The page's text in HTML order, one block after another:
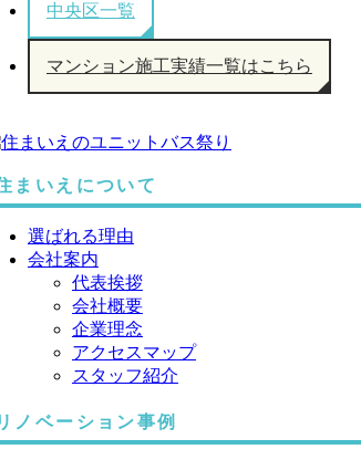
中央区一覧
マンション施工実績一覧はこちら
まいえについて
選ばれる理由
会社案内
代表挨拶
会社概要
企業理念
アクセスマップ
スタッフ紹介
ノベーション事例